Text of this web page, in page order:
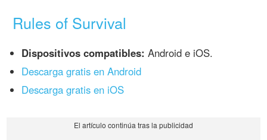
Rules of Survival
Dispositivos compatibles: Android e iOS.
Descarga gratis en Android
Descarga gratis en iOS